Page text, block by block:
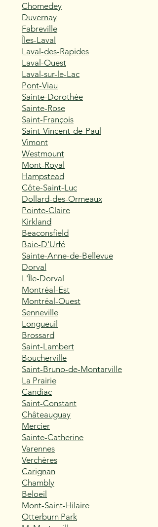
Chomedey
Duvernay
Fabreville
Îles-Laval
Laval-des-Rapides
Laval-Ouest
Laval-sur-le-Lac
Pont-Viau
Sainte-Dorothée
Sainte-Rose
Saint-François
Saint-Vincent-de-Paul
Vimont
Westmount
Mont-Royal
Hampstead
Côte-Saint-Luc
Dollard-des-Ormeaux
Pointe-Claire
Kirkland
Beaconsfield
Baie-D'Urfé
Sainte-Anne-de-Bellevue
Dorval
L'Île-Dorval
Montréal-Est
Montréal-Ouest
Senneville
Longueuil
Brossard
Saint-Lambert
Boucherville
Saint-Bruno-de-Montarville
La Prairie
Candiac
Saint-Constant
Châteauguay
Mercier
Sainte-Catherine
Varennes
Verchères
Carignan
Chambly
Beloeil
Mont-Saint-Hilaire
Otterburn Park